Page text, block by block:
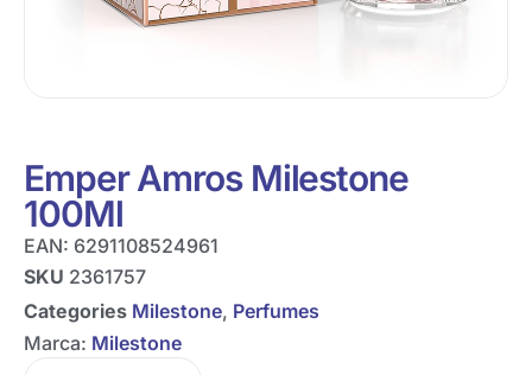
Emper Amros Milestone
100Ml
EAN: 6291108524961
SKU 2361757
Categories Milestone, Perfumes
Marca: Milestone